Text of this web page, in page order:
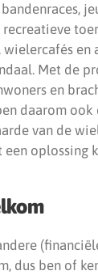
recreatieve
en
Met de
en
daarom
van de
een oplossing
dus ben of